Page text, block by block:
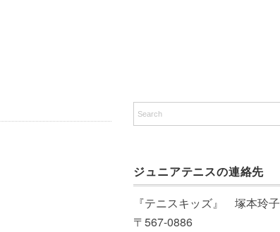
ジュニアテニスの連絡先
『テニスキッズ』 塚本玲子
〒567-0886